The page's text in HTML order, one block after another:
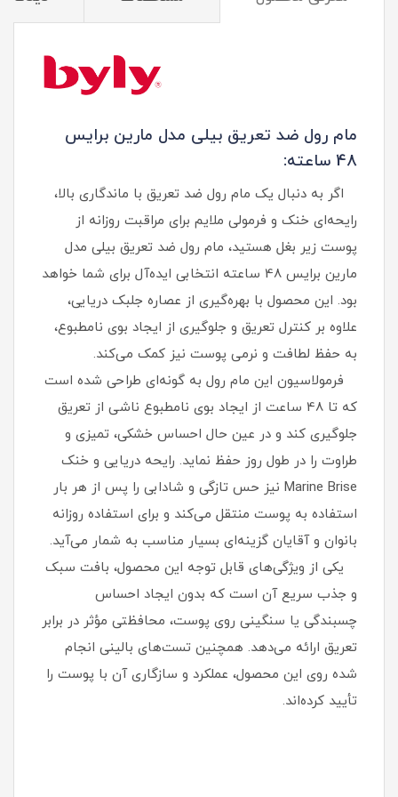
مام رول ضد تعریق بیلی مدل مارین برایس
48 ساعته:
اگر به دنبال یک مام رول ضد تعریق با ماندگاری بالا،
رایحه‌ای خنک و فرمولی ملایم برای مراقبت روزانه از
پوست زیر بغل هستید، مام رول ضد تعریق بیلی مدل
مارین برایس 48 ساعته انتخابی ایده‌آل برای شما خواهد
بود. این محصول با بهره‌گیری از عصاره جلبک دریایی،
علاوه بر کنترل تعریق و جلوگیری از ایجاد بوی نامطبوع،
به حفظ لطافت و نرمی پوست نیز کمک می‌کند.
فرمولاسیون این مام رول به گونه‌ای طراحی شده است
که تا 48 ساعت از ایجاد بوی نامطبوع ناشی از تعریق
جلوگیری کند و در عین حال احساس خشکی، تمیزی و
طراوت را در طول روز حفظ نماید. رایحه دریایی و خنک
Marine Brise نیز حس تازگی و شادابی را پس از هر بار
استفاده به پوست منتقل می‌کند و برای استفاده روزانه
بانوان و آقایان گزینه‌ای بسیار مناسب به شمار می‌آید.
یکی از ویژگی‌های قابل توجه این محصول، بافت سبک
و جذب سریع آن است که بدون ایجاد احساس
چسبندگی یا سنگینی روی پوست، محافظتی مؤثر در برابر
تعریق ارائه می‌دهد. همچنین تست‌های بالینی انجام
شده روی این محصول، عملکرد و سازگاری آن با پوست را
تأیید کرده‌اند.